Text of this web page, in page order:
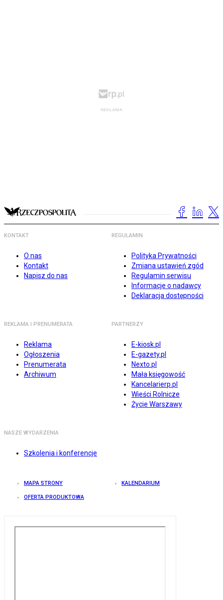
KONTAKT
O nas
Kontakt
Napisz do nas
REGULAMIN
Polityka Prywatności
Zmiana ustawień zgód
Regulamin serwisu
Informacje o nadawcy
Deklaracja dostępności
REKLAMA I PRENUMERATA
Reklama
Ogłoszenia
Prenumerata
Archiwum
PARTNERZY
E-kiosk.pl
E-gazety.pl
Nexto.pl
Mała księgowość
Kancelarierp.pl
Wieści Rolnicze
Życie Warszawy
NASZE WYDARZENIA
Szkolenia i konferencje
MAPA STRONY KALENDARIUM
OFERTA PRODUKTOWA